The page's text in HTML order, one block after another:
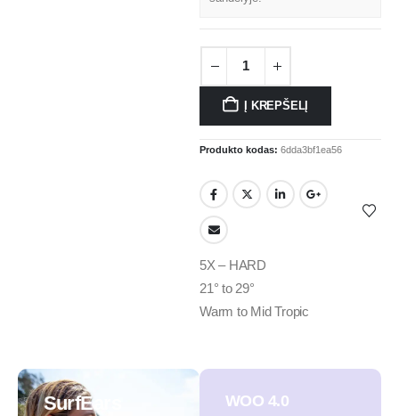
Į KREPŠELĮ
Produkto kodas: 6dda3bf1ea56
5X – HARD
21° to 29°
Warm to Mid Tropic
SurfEars
WOO 4.0